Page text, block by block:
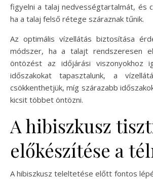
figyelni a talaj nedvességtartalmát, és
ha a talaj felső rétege száraznak tűnik.
Az optimális vízellátás biztosítása
módszer, ha a talajt rendszeresen
öntözést az időjárási viszonyokhoz
időszakokat tapasztalunk, a
csökkenthetjük, míg szárazabb
kicsit többet öntözni.
A hibiszkusz
előkészítése a
A hibiszkusz teleltetése előtt fontos